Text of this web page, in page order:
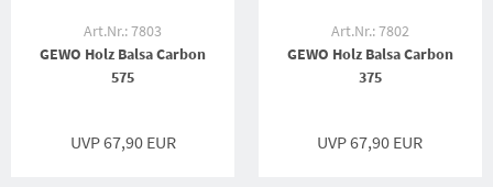
Art.Nr.: 7803
GEWO Holz Balsa Carbon
575
UVP 67,90 EUR
Art.Nr.: 7802
GEWO Holz Balsa Carbon
375
UVP 67,90 EUR